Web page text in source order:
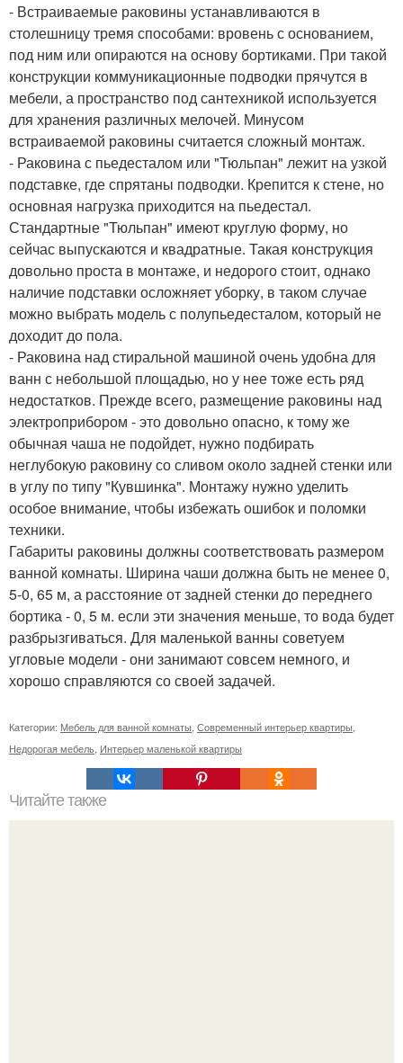
- Встраиваемые раковины устанавливаются в
столешницу тремя способами: вровень с основанием,
под ним или опираются на основу бортиками. При такой
конструкции коммуникационные подводки прячутся в
мебели, а пространство под сантехникой используется
для хранения различных мелочей. Минусом
встраиваемой раковины считается сложный монтаж.
- Раковина с пьедесталом или "Тюльпан" лежит на узкой
подставке, где спрятаны подводки. Крепится к стене, но
основная нагрузка приходится на пьедестал.
Стандартные "Тюльпан" имеют круглую форму, но
сейчас выпускаются и квадратные. Такая конструкция
довольно проста в монтаже, и недорого стоит, однако
наличие подставки осложняет уборку, в таком случае
можно выбрать модель с полупьедесталом, который не
доходит до пола.
- Раковина над стиральной машиной очень удобна для
ванн с небольшой площадью, но у нее тоже есть ряд
недостатков. Прежде всего, размещение раковины над
электроприбором - это довольно опасно, к тому же
обычная чаша не подойдет, нужно подбирать
неглубокую раковину со сливом около задней стенки или
в углу по типу "Кувшинка". Монтажу нужно уделить
особое внимание, чтобы избежать ошибок и поломки
техники.
Габариты раковины должны соответствовать размером
ванной комнаты. Ширина чаши должна быть не менее 0,
5-0, 65 м, а расстояние от задней стенки до переднего
бортика - 0, 5 м. если эти значения меньше, то вода будет
разбрызгиваться. Для маленькой ванны советуем
угловые модели - они занимают совсем немного, и
хорошо справляются со своей задачей.
Категории: Мебель для ванной комнаты Современный интерьер квартиры
Недорогая мебель Интерьер маленькой квартиры
Читайте также